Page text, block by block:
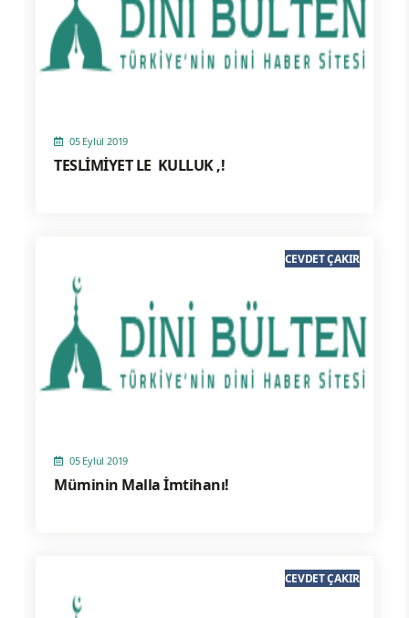
05 Eylül 2019
TESLİMİYET LE KULLUK ,!
05 Eylül 2019
Müminin Malla İmtihanı!
CEVDET ÇAKIR
CEVDET ÇAKIR